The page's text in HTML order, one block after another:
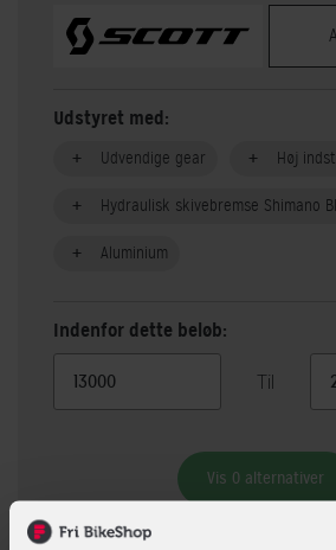
Udstyret med:
Udvendige gear Høj
Hydraulisk skivebremse Shimano
Aluminium
Indenfor dette beløb:
Til
Vis 0 alternativer